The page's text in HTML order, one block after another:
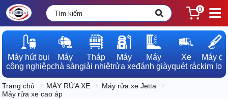
0
Máy hút bụi
công nghiệp
Máy
chà sàn
Tháp
giải nhiệt
Máy
rửa xe
Máy
đánh giày
Xe
quét rác
Máy dò
kim loại
Trang chủ MÁY RỬA XE
Máy rửa xe Jetta
Máy rửa xe cao áp